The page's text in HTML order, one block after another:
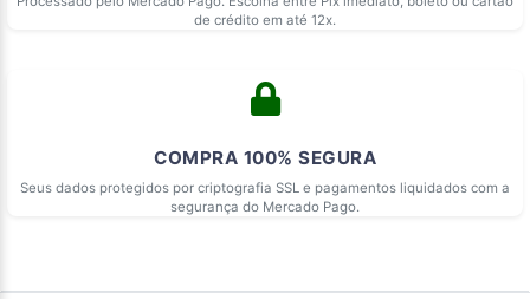
de crédito em até 12x.
COMPRA 100% SEGURA
Seus dados protegidos por criptografia SSL e pagamentos liquidados com a
segurança do Mercado Pago.